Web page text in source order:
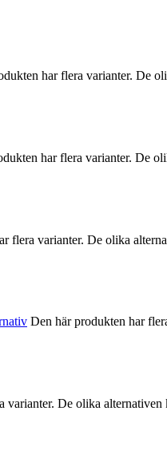
har flera varianter. De
har flera varianter. De
flera varianter. De olika
Den här produkten har
varianter. De olika alternativen